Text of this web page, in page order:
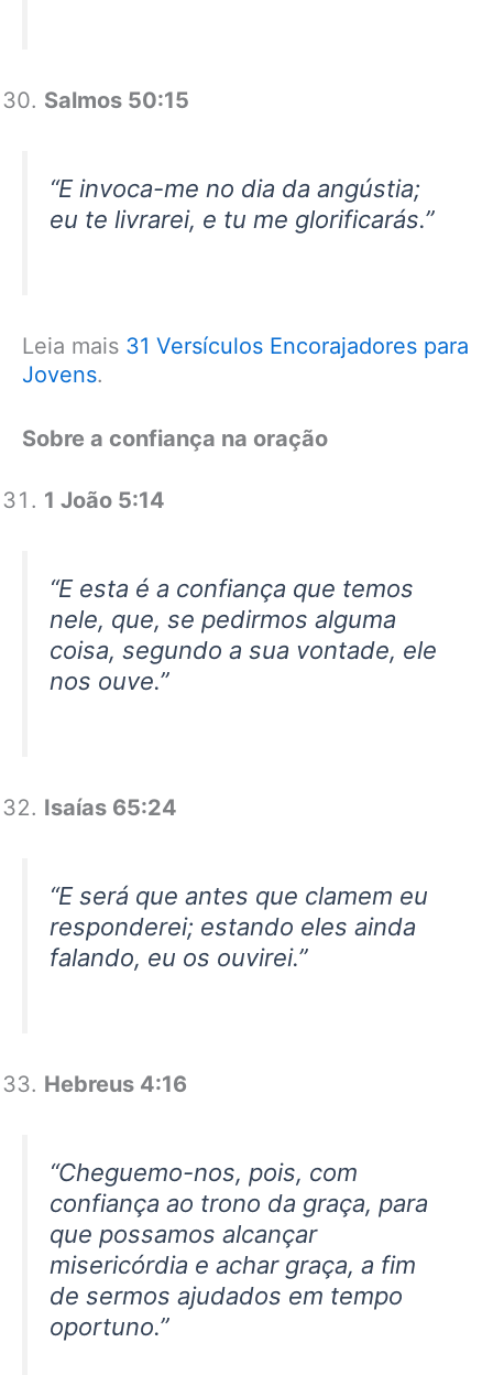
Salmos 50:15
“E invoca-me no dia da angústia;
eu te livrarei, e tu me glorificarás.”
Leia mais 31 Versículos Encorajadores para
Jovens.
Sobre a confiança na oração
1 João 5:14
“E esta é a confiança que temos
nele, que, se pedirmos alguma
coisa, segundo a sua vontade, ele
nos ouve.”
Isaías 65:24
“E será que antes que clamem eu
responderei; estando eles ainda
falando, eu os ouvirei.”
Hebreus 4:16
“Cheguemo-nos, pois, com
confiança ao trono da graça, para
que possamos alcançar
misericórdia e achar graça, a fim
de sermos ajudados em tempo
oportuno.”